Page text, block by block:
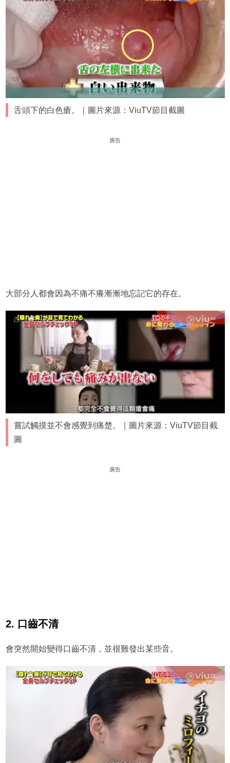
舌頭下的白色瘡。｜圖片來源：ViuTV節目截圖
廣告
大部分人都會因為不痛不癢漸漸地忘記它的存在。
嘗試觸摸並不會感覺到痛楚。｜圖片來源：ViuTV節目截
圖
廣告
2. 口齒不清
會突然開始變得口齒不清，並很難發出某些音。